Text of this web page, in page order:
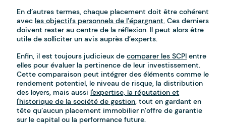
En d’autres termes, chaque placement doit être cohérent
avec les objectifs personnels de l’épargnant. Ces derniers
doivent rester au centre de la réflexion. Il peut alors être
utile de solliciter un avis auprès d’experts.
Enfin, il est toujours judicieux decomparer les SCPI entre
elles pour évaluer la pertinence de leur investissement.
Cette comparaison peut intégrer des éléments comme le
rendement potentiel, le niveau de risque, la distribution
des loyers, mais aussi l'expertise, la réputation et
l'historique de la société de gestion, tout en gardant en
tête qu’aucun placement immobilier n’offre de garantie
sur le capital ou la performance future.